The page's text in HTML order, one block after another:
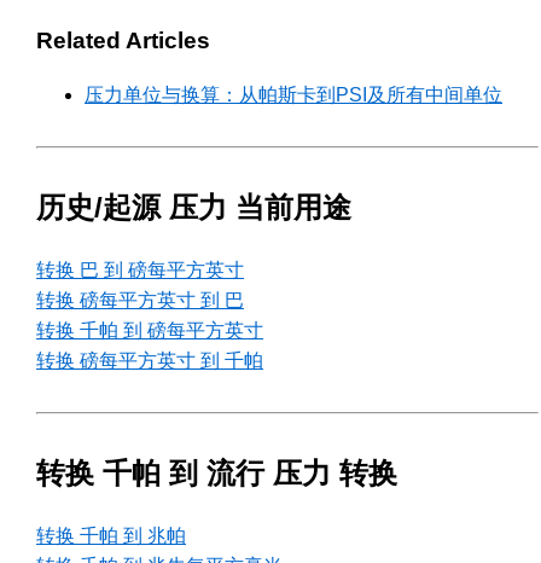
Related Articles
压力单位与换算：从帕斯卡到PSI及所有中间单位
历史/起源 压力 当前用途
转换 巴 到 磅每平方英寸
转换 磅每平方英寸 到 巴
转换 千帕 到 磅每平方英寸
转换 磅每平方英寸 到 千帕
转换 千帕 到 流行 压力 转换
转换 千帕 到 兆帕